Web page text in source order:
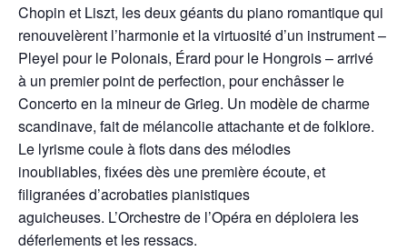
Chopin et Liszt, les deux géants du piano romantique qui
renouvelèrent l’harmonie et la virtuosité d’un instrument –
Pleyel pour le Polonais, Érard pour le Hongrois – arrivé
à un premier point de perfection, pour enchâsser le
Concerto en la mineur de Grieg. Un modèle de charme
scandinave, fait de mélancolie attachante et de folklore.
Le lyrisme coule à flots dans des mélodies
inoubliables, fixées dès une première écoute, et
filigranées d’acrobaties pianistiques
aguicheuses. L’Orchestre de l’Opéra en déploiera les
déferlements et les ressacs.